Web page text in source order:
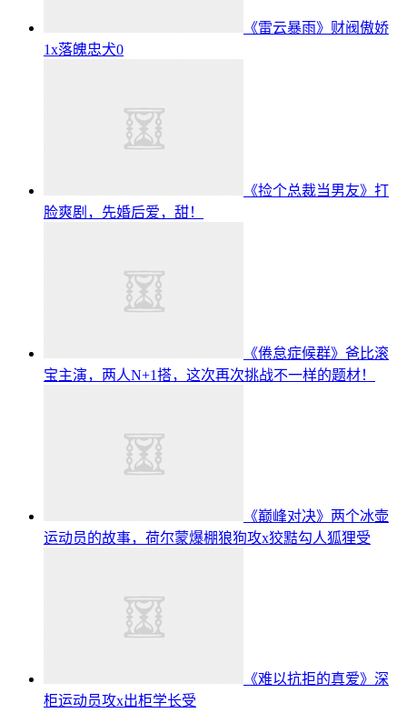
《雷云暴雨》财阀傲娇
1x落魄忠犬0
《捡个总裁当男友》打
脸爽剧，先婚后爱，甜！
《倦怠症候群》爸比滚
宝主演，两人N+1搭，这次再次挑战不一样的题材！
《巅峰对决》两个冰壶
运动员的故事，荷尔蒙爆棚狼狗攻x狡黠勾人狐狸受
《难以抗拒的真爱》深
柜运动员攻x出柜学长受